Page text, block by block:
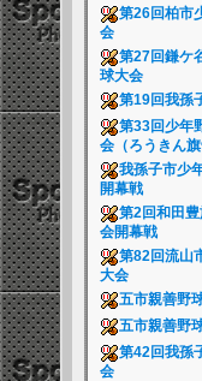
第26回柏市
会
第27回鎌ケ
球大会
第19回我孫
第33回少年
会（ろうきん
我孫子市少
開幕戦
第2回和田
会開幕戦
第82回流山
大会
五市親善野
五市親善野
第42回我孫
会